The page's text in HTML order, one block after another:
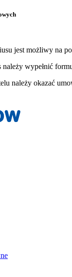
jest możliwy na
wypełnić
należy okazać